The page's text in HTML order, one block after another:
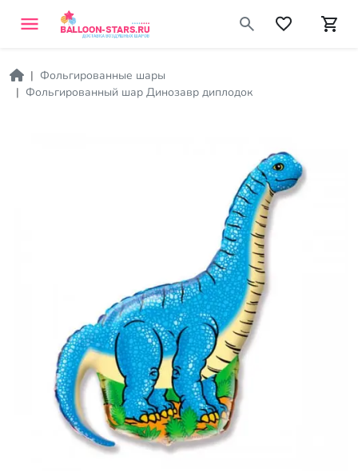
Фольгированные шары
Фольгированный шар Динозавр диплодок